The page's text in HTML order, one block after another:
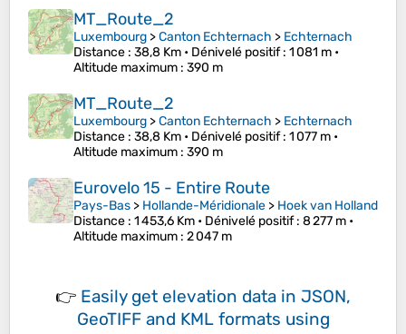
MT_Route_2
Luxembourg >Canton Echternach > Echternach
Distance : 38,8 Km • Dénivelé positif: 1 081 m •
Altitude maximum : 390 m
MT_Route_2
Luxembourg >Canton Echternach > Echternach
Distance : 38,8 Km • Dénivelé positif: 1 077 m •
Altitude maximum : 390 m
Eurovelo 15 - Entire Route
Pays-Bas > Hollande-Méridionale > Hoek van Holland
Distance : 1 453,6 Km • Dénivelé positif: 8 277 m •
Altitude maximum : 2 047 m
👉 Easily get elevation data in JSON,
GeoTIFF and KML formats using